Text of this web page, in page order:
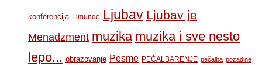
konferencija Limundo Ljubav Ljubav je
Menadzment muzika muzika i sve nesto
lepo... obrazovanje Pesme PEČALBARENJE pečalba pozadine